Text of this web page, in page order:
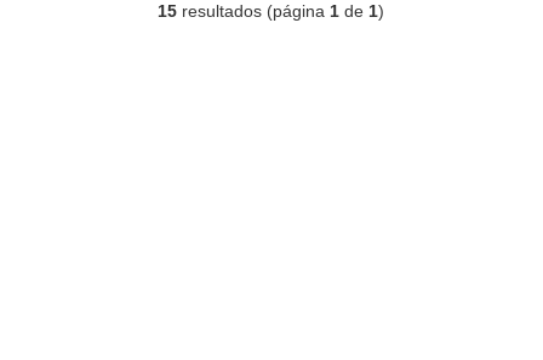
15 resultados (página 1 de 1)